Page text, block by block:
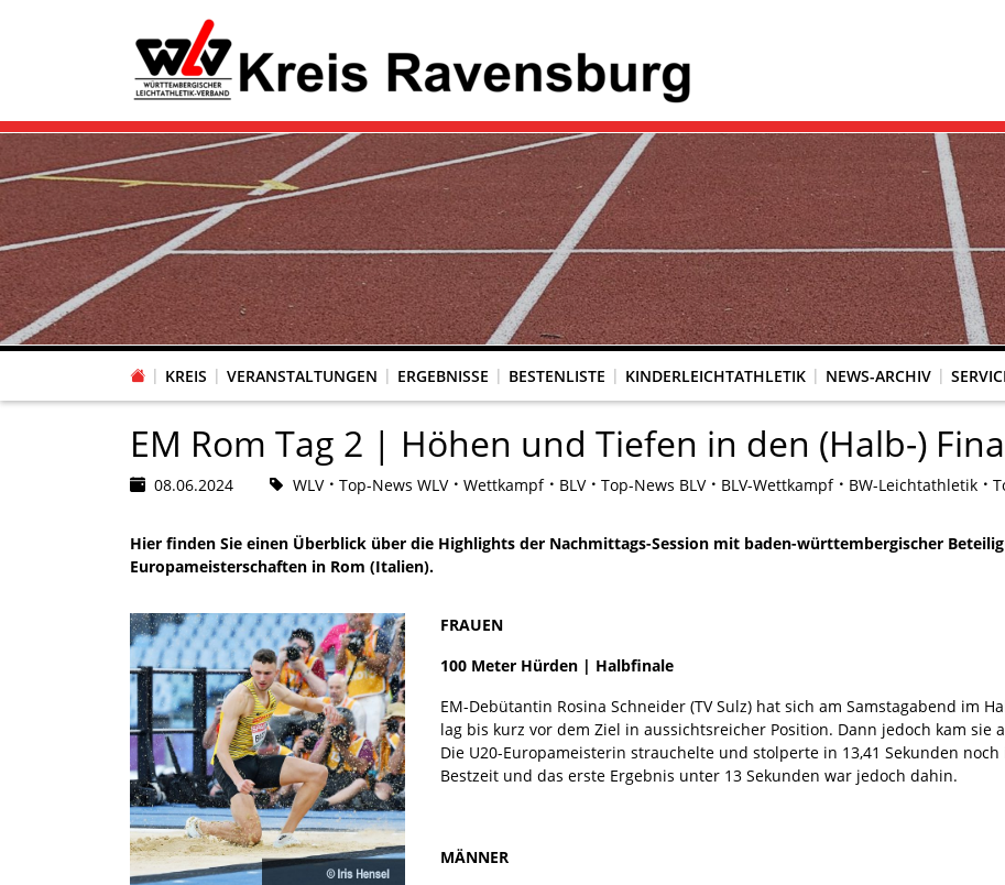
KREIS VERANSTALTUNGEN ERGEBNISSE BESTENLISTE KINDERLEICHTATHLETIK NEWS-ARCHIV
EM Rom Tag 2 | Höhen und Tiefen in den (Halb-)
08.06.2024 WLV Top-News WLV Wettkampf BLV Top-News BLV BLV-Wettkampf BW-Leichtathletik
Hier finden Sie einen Überblick über die Highlights der Nachmittags-Session mit baden-württembergischer
Europameisterschaften in Rom (Italien).
FRAUEN
100 Meter Hürden | Halbfinale
EM-Debütantin Rosina Schneider (TV Sulz) hat sich am Samstagabend im
lag bis kurz vor dem Ziel in aussichtsreicher Position. Dann jedoch kam
Die U20-Europameisterin strauchelte und stolperte in 13,41 Sekunden
Bestzeit und das erste Ergebnis unter 13 Sekunden war jedoch dahin.
MÄNNER